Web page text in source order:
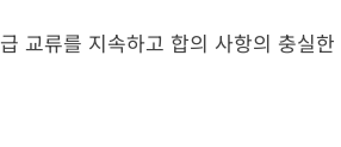
교류를 지속하고 합의 사항의 충실